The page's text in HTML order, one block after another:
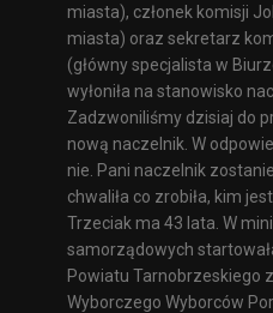
miasta), członek komisji
miasta) oraz sekretarz
(główny specjalista w
wyłoniła na stanowisko
Zadzwoniliśmy dzisiaj do
nową naczelnik. W
nie. Pani naczelnik
chwaliła co zrobiła, kim
Trzeciak ma 43 lata. W
samorządowych
Powiatu Tarnobrzeskiego
Wyborczego Wyborców